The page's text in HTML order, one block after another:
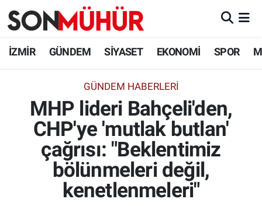
İZMİR GÜNDEM SİYASET EKONOMİ SPOR
GÜNDEM HABERLERI
MHP lideri Bahçeli'den,
CHP'ye 'mutlak butlan'
çağrısı: "Beklentimiz
bölünmeleri değil,
kenetlenmeleri"
İzmir Nöbetçi Eczaneler
İzmir Namaz Vakitleri
İzmir Trafik Yoğunluk Haritası
Süper Lig Puan Durumu ve Fikstür
Tüm Manşetler